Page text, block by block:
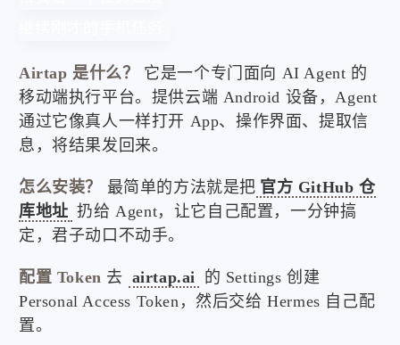
Airtap 是什么？
它是一个专门面向 AI Agent 的
移动端执行平台。提供云端 Android 设备，Agent
通过它像真人一样打开 App、操作界面、提取信
息，将结果发回来。
怎么安装？ 最简单的方法就是把 官方 GitHub 仓
库地址 扔给 Agent，让它自己配置，一分钟搞
定，君子动口不动手。
配置 Token 去 airtap.ai
的 Settings 创建
Personal Access Token，然后交给 Hermes 自己配
置。